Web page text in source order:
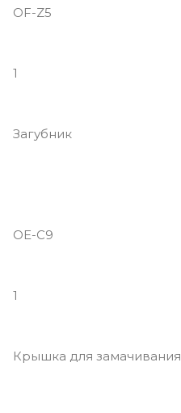
OF-Z5
1
Загубник
OE-C9
1
Крышка для замачивания